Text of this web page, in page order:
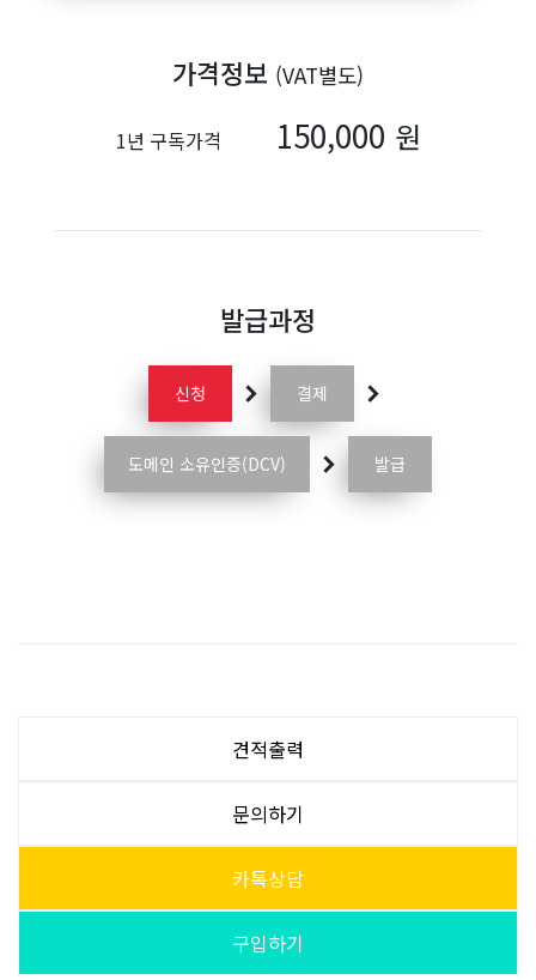
가격정보 (VAT별도)
1년 구독가격 150,000 원
발급과정
신청 결제
도메인 소유인증(DCV) 발급
견적출력
문의하기
카톡상담
구입하기